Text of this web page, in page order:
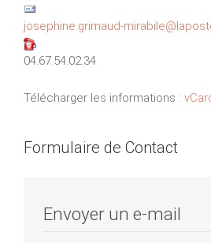
josephine.grimaud-
04.67.54.02.34
Télécharger les informations :
Formulaire de Contact
Envoyer un e-mail